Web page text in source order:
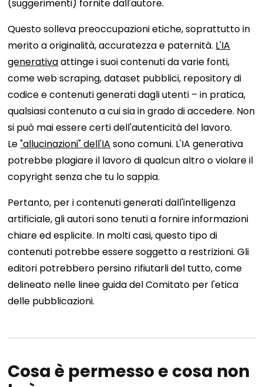
(suggerimenti) fornite dall'autore.
Questo solleva preoccupazioni etiche, soprattutto in
merito a originalità, accuratezza e paternità. L'IA
generativaattinge i suoi contenuti da varie fonti,
come web scraping, dataset pubblici, repository di
codice e contenuti generati dagli utenti – in pratica,
qualsiasi contenuto a cui sia in grado di accedere. Non
si può mai essere certi dell'autenticità del lavoro.
Le"allucinazioni" dell'IA sono comuni. L'IA generativa
potrebbe plagiare il lavoro di qualcun altro o violare il
copyright senza che tu lo sappia.
Pertanto, per i contenuti generati dall'intelligenza
artificiale, gli autori sono tenuti a fornire informazioni
chiare ed esplicite. In molti casi, questo tipo di
contenuti potrebbe essere soggetto a restrizioni. Gli
editori potrebbero persino rifiutarli del tutto, come
delineato nelle linee guida del Comitato per l'etica
delle pubblicazioni.
Cosa è permesso e cosa non